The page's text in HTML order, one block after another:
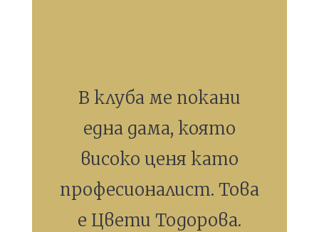
В клуба ме покани
една дама, която
високо ценя като
професионалист. Това
е Цвети Тодорова.